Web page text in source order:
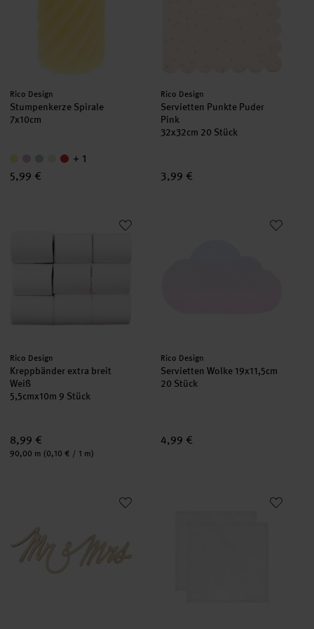
Hersteller:
Rico Design
Stumpenkerze Spirale
7x10cm
+ 1
5,99 €
Hersteller:
Rico Design
Servietten Punkte Puder
Pink
32x32cm 20 Stück
3,99 €
Kreppbänder extra breit Weiß
Hersteller:
Rico Design
Kreppbänder extra breit
Weiß
5,5cmx10m 9 Stück
8,99 €
Inhalt:
90,00 m (0,10 € / 1 m)
Servietten Wolke 19x11,5cm 20
Hersteller:
Rico Design
Servietten Wolke 19x11,5cm
20 Stück
4,99 €
Holzschriftzug magnetisch "Mr & Mrs" 28x11cm
Stoffserviette 2 Stück weiß